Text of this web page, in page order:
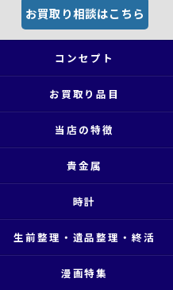
お買取り相談はこちら
コンセプト
お買取り品目
当店の特徴
貴金属
時計
生前整理・遺品整理・終活
漫画特集